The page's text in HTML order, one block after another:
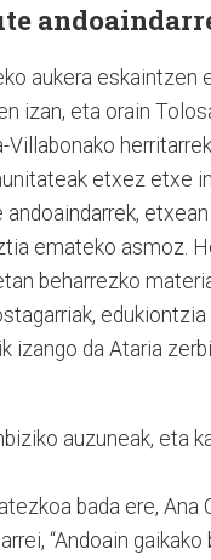
aukera eskaintzen
izan, eta orain
etxez etxe
emateko asmoz.
beharrezko
izango da Ataria
auzuneak, eta
bada ere, Ana
“Andoain